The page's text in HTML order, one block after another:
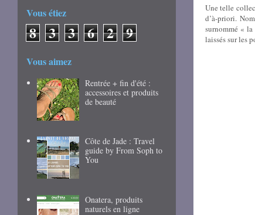
Une telle
d’à-priori.
surnommé «
laissés sur les
Vous étiez
8 3 3 6 2 9
Vous aimez
Rentrée + fin d'été :
accessoires et produits
de beauté
Côte de Jade : Travel
guide by From Soph to
You
Onatera, produits
naturels en ligne